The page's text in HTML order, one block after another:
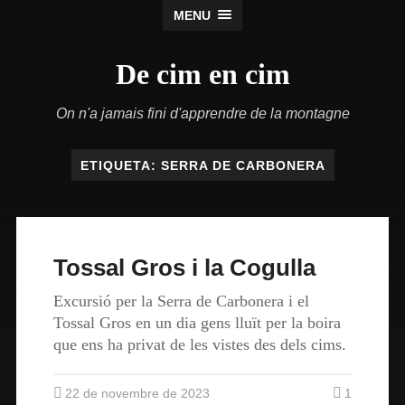
MENU
De cim en cim
On n'a jamais fini d'apprendre de la montagne
ETIQUETA: SERRA DE CARBONERA
Tossal Gros i la Cogulla
Excursió per la Serra de Carbonera i el
Tossal Gros en un dia gens lluït per la boira
que ens ha privat de les vistes des dels cims.
22 de novembre de 2023 1